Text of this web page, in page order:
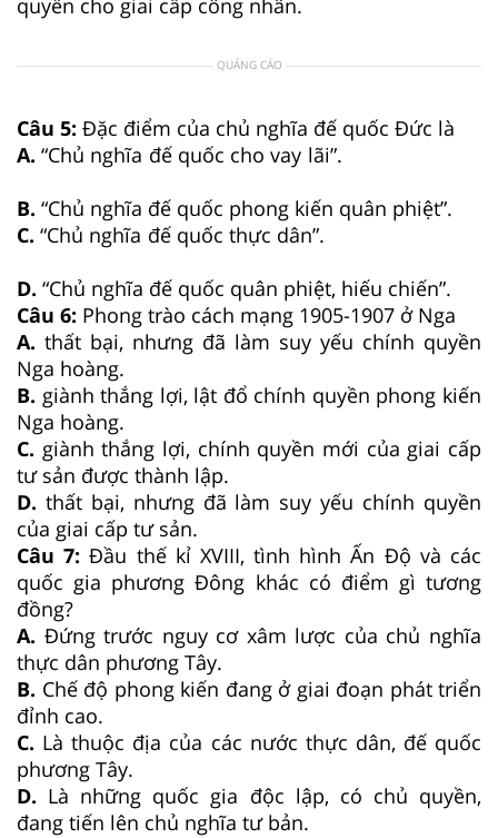
QUẢNG CÁO
Câu 5: Đặc điểm của chủ nghĩa đế quốc Đức là
A.“Chủ nghĩa đế quốc cho vay lãi”.
B. “Chủ nghĩa đế quốc phong kiến quân phiệt”.
C.“Chủ nghĩa đế quốc thực dân”.
D. “Chủ nghĩa đế quốc quân phiệt, hiếu chiến”.
Câu 6: Phong trào cách mạng 1905-1907 ở Nga
A. thất bại, nhưng đã làm suy yếu chính quyền
Nga hoàng.
B. giành thắng lợi, lật đổ chính quyền phong kiến
Nga hoàng.
C. giành thắng lợi, chính quyền mới của giai cấp
tư sản được thành lập.
D. thất bại, nhưng đã làm suy yếu chính quyền
của giai cấp tư sản.
Câu 7:Đầu thế kỉ XVIII, tình hình Ấn Độ và các
quốc gia phương Đông khác có điểm gì tương
đồng?
A. Đứng trước nguy cơ xâm lược của chủ nghĩa
thực dân phương Tây.
B. Chế độ phong kiến đang ở giai đoạn phát triển
đỉnh cao.
C. Là thuộc địa của các nước thực dân, đế quốc
phương Tây.
D. Là những quốc gia độc lập, có chủ quyền,
đang tiến lên chủ nghĩa tư bản.